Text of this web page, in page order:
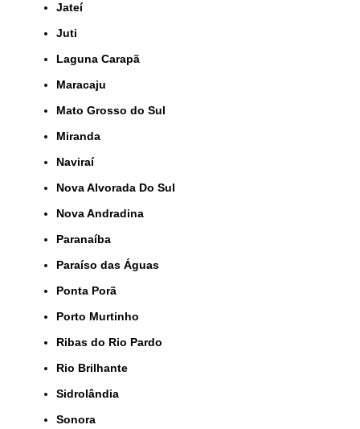
Jateí
Juti
Laguna Carapã
Maracaju
Mato Grosso do Sul
Miranda
Naviraí
Nova Alvorada Do Sul
Nova Andradina
Paranaíba
Paraíso das Águas
Ponta Porã
Porto Murtinho
Ribas do Rio Pardo
Rio Brilhante
Sidrolândia
Sonora